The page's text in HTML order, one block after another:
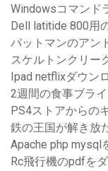
Windowsコマンド
Dell latitide 800用
バットマンのアン
スケルトンクリー
Ipad netflixダウン
2週間の食事ブラ
PS4ストアからの
鉄の王国が解き放
Apache php mysql
Rc飛行機のpdfを